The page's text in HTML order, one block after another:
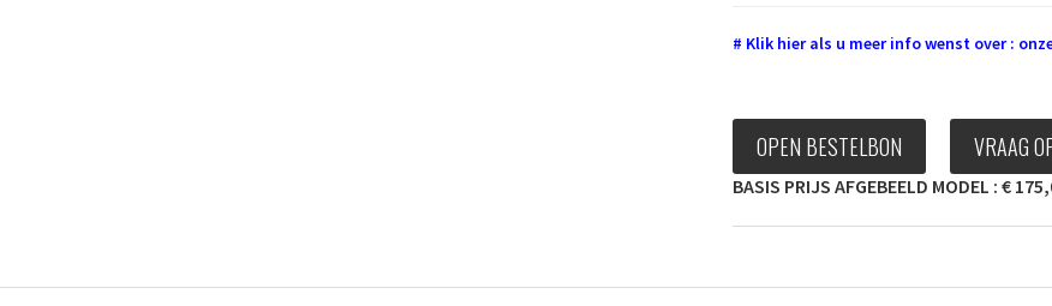
# Klik hier als u meer info wenst over :
OPEN BESTELBON VRAAG
BASIS PRIJS AFGEBEELD MODEL : €